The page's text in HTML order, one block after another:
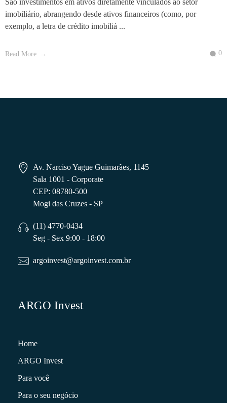
imobiliário, abrangendo desde ativos financeiros (como, por
exemplo, a letra de crédito imobiliá ...
Read More 0
Av. Narciso Yague Guimarães, 1145
Sala 1001 - Corporate
CEP: 08780-500
Mogi das Cruzes - SP
(11) 4770-0434
Seg - Sex 9:00 - 18:00
argoinvest@argoinvest.com.br
ARGO Invest
Home
ARGO Invest
Para você
Para o seu negócio